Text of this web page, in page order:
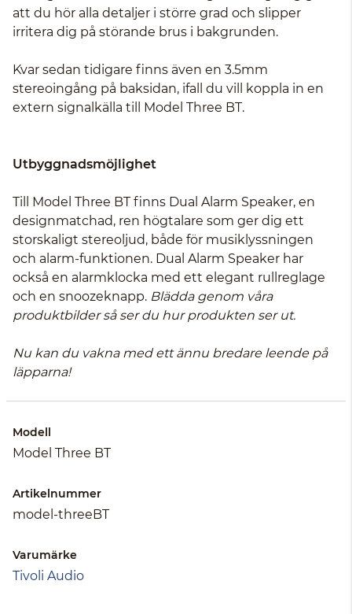
att du hör alla detaljer i större grad och slipper
irritera dig på störande brus i bakgrunden.
Kvar sedan tidigare finns även en 3.5mm
stereoingång på baksidan, ifall du vill koppla in en
extern signalkälla till Model Three BT.
Utbyggnadsmöjlighet
Till Model Three BT finns Dual Alarm Speaker, en
designmatchad, ren högtalare som ger dig ett
storskaligt stereoljud, både för musiklyssningen
och alarm-funktionen. Dual Alarm Speaker har
också en alarmklocka med ett elegant rullreglage
och en snoozeknapp. Blädda genom våra
produktbilder så ser du hur produkten ser ut.
Nu kan du vakna med ett ännu bredare leende på
läpparna!
Modell
Model Three BT
Artikelnummer
model-threeBT
Varumärke
Tivoli Audio